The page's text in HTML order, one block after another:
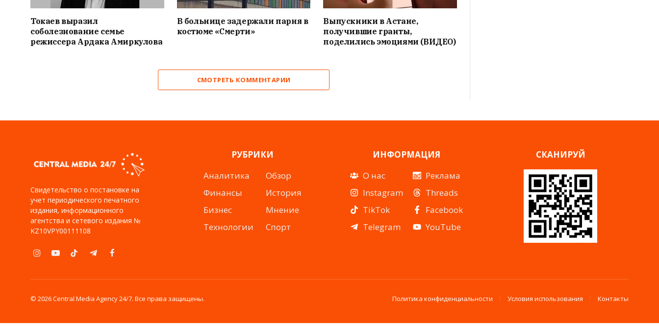
Токаев выразил
соболезнование семье
режиссера Ардака Амиркулова
В больнице задержали парня в
костюме «Смерти»
Выпускники в Астане,
получившие гранты,
поделились эмоциями (ВИДЕО)
СМОТРЕТЬ КОММЕНТАРИИ
Свидетельство о постановке на
учет периодического печатного
издания, информационного
агентства и сетевого издания №
KZ10VPY00111108
InstagramYouTubeTikTokTelegramFacebook
РУБРИКИ
Аналитика
Финансы
Бизнес
Технологии
Обзор
История
Мнение
Спорт
ИНФОРМАЦИЯ
О нас
Instagram
TikTok
Telegram
Реклама
Threads
Facebook
YouTube
СКАНИРУЙ
© 2026 Central Media Agency 24/7. Все права защищены. Политика конфиденциальности Условия использования Контакты